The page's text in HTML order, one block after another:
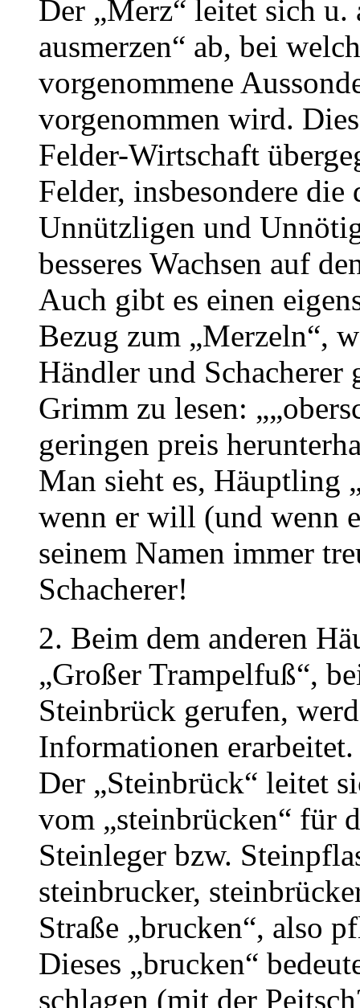
Der „Merz“ leitet sich u.
ausmerzen“ ab, bei
vorgenommene
vorgenommen wird.
Felder-Wirtschaft
Felder, insbesondere
Unnützligen und
besseres Wachsen auf
Auch gibt es einen
Bezug zum „Merzeln“,
Händler und
Grimm zu lesen:
geringen preis
Man sieht es, Häuptling
wenn er will (und wenn
seinem Namen immer
Schacherer!
2. Beim dem anderen
„Großer Trampelfuß“,
Steinbrück gerufen,
Informationen erarbeitet.
Der „Steinbrück“ leitet
vom „steinbrücken“ für
Steinleger bzw.
steinbrucker,
Straße „brucken“, also
Dieses „brucken“
schlagen (mit der